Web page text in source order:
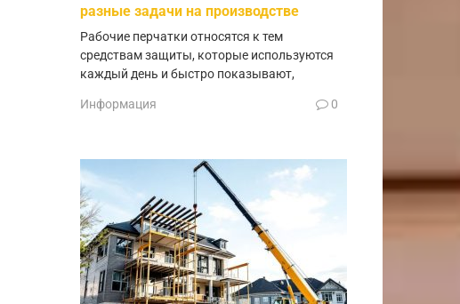
разные задачи на производстве
Рабочие перчатки относятся к тем
средствам защиты, которые используются
каждый день и быстро показывают,
Информация 0